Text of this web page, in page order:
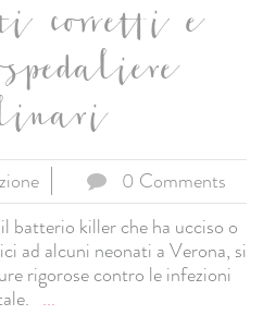
corretti e
0 Comments
batterio killer che ha ucciso o
ad alcuni neonati a Verona, si
rigorose contro le infezioni
...